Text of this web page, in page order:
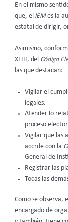
En el mismo
que, el IEMes la
estatal de dirigir,
Asimismo,
XLIII, del Código
las que destacan:
Vigilar el
legales.
Atender lo
proceso
Vigilar que las
acorde con la
General de
Registrar las
Todas las
Como se observa,
encargado de